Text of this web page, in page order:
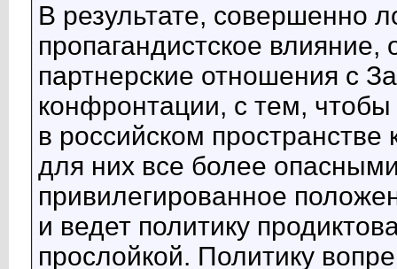
В результате, совершенно
пропагандистское
партнерские отношения с
конфронтации, с тем,
в российском пространстве
для них все более
привилегированное
и ведет политику
прослойкой. Политику